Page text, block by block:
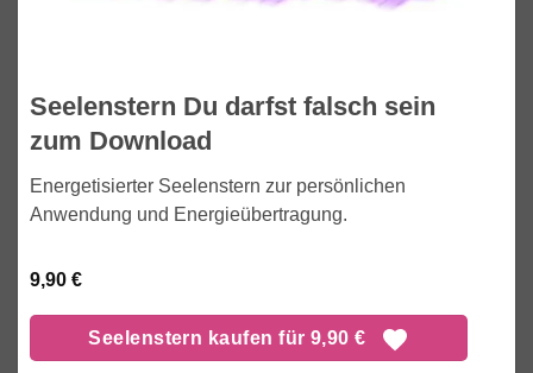
Seelenstern Du darfst falsch sein
zum Download
Energetisierter Seelenstern zur persönlichen
Anwendung und Energieübertragung.
9,90 €
Seelenstern kaufen für 9,90 €